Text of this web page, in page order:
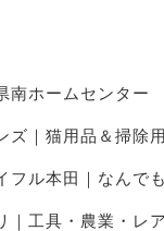
南ホームセンター
ズ｜猫用品＆掃除
フル本田｜なんで
｜工具・農業・レ